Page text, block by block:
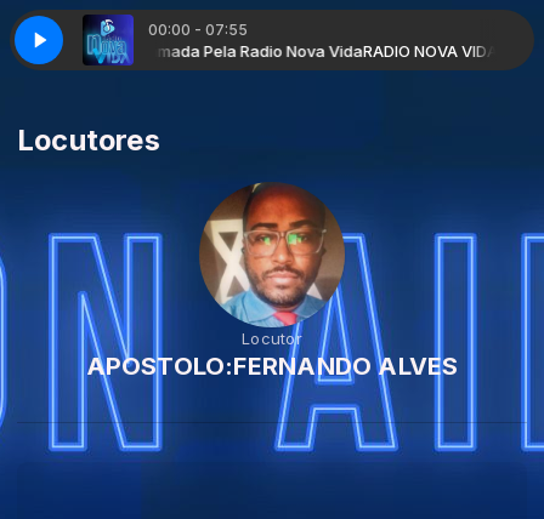
00:00 - 07:55
Louvores Programada Pela Radio Nova VidaRADIO NOVA VIDA WEB
Locutores
Locutor
APOSTOLO:FERNANDO ALVES